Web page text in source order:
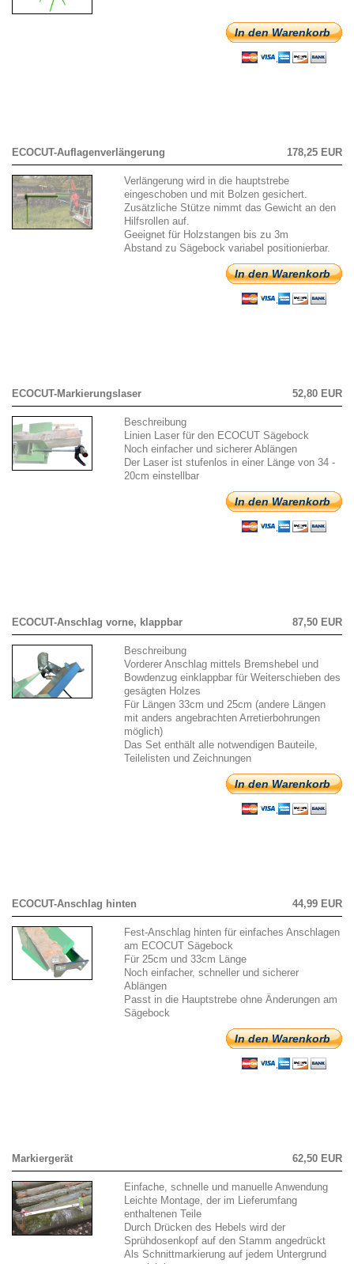
In den Warenkorb
ECOCUT-Auflagenverlängerung 178,25 EUR
Verlängerung wird in die hauptstrebe
eingeschoben und mit Bolzen gesichert.
Zusätzliche Stütze nimmt das Gewicht an den
Hilfsrollen auf.
Geeignet für Holzstangen bis zu 3m
Abstand zu Sägebock variabel positionierbar.
In den Warenkorb
ECOCUT-Markierungslaser 52,80 EUR
Beschreibung
Linien Laser für den ECOCUT Sägebock
Noch einfacher und sicherer Ablängen
Der Laser ist stufenlos in einer Länge von 34 -
20cm einstellbar
In den Warenkorb
ECOCUT-Anschlag vorne, klappbar 87,50 EUR
Beschreibung
Vorderer Anschlag mittels Bremshebel und
Bowdenzug einklappbar für Weiterschieben des
gesägten Holzes
Für Längen 33cm und 25cm (andere Längen
mit anders angebrachten Arretierbohrungen
möglich)
Das Set enthält alle notwendigen Bauteile,
Teilelisten und Zeichnungen
In den Warenkorb
ECOCUT-Anschlag hinten 44,99 EUR
Fest-Anschlag hinten für einfaches Anschlagen
am ECOCUT Sägebock
Für 25cm und 33cm Länge
Noch einfacher, schneller und sicherer
Ablängen
Passt in die Hauptstrebe ohne Änderungen am
Sägebock
In den Warenkorb
Markiergerät 62,50 EUR
Einfache, schnelle und manuelle Anwendung
Leichte Montage, der im Lieferumfang
enthaltenen Teile
Durch Drücken des Hebels wird der
Sprühdosenkopf auf den Stamm angedrückt
Als Schnittmarkierung auf jedem Untergrund